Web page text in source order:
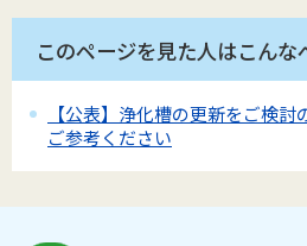
このページを見た人はこん
【公表】浄化槽の更新をご検
ご参考ください